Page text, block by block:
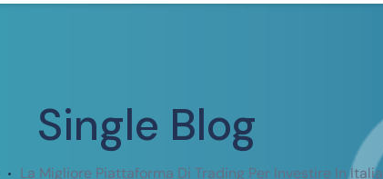
Single Blog
La Migliore Piattaforma Di Trading Per Investire In Italia